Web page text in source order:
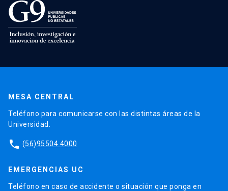
MESA CENTRAL
Teléfono para comunicarse con las distintas áreas de la
Universidad.
phone (56)95504 4000
EMERGENCIAS UC
Teléfono en caso de accidente o situación que ponga en